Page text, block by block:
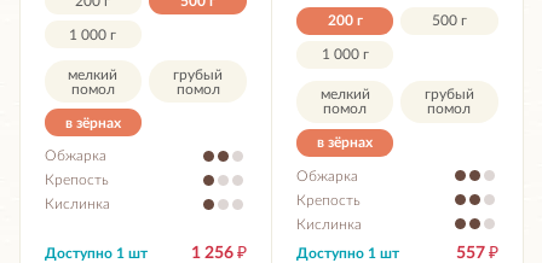
1 000 г
мелкий
помол
грубый
помол
в зёрнах
Обжарка
Крепость
Кислинка
1 256 ₽
Доступно 1 шт
200 г 500 г
1 000 г
мелкий
помол
грубый
помол
в зёрнах
Обжарка
Крепость
Кислинка
557 ₽
Доступно 1 шт